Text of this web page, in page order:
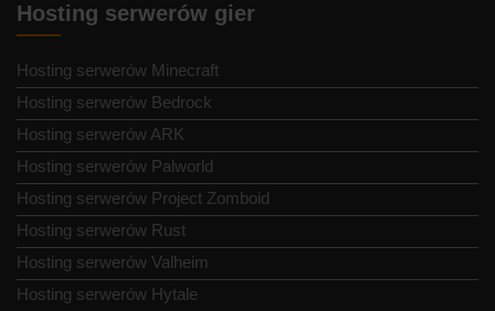
Hosting serwerów gier
Hosting serwerów Minecraft
Hosting serwerów Bedrock
Hosting serwerów ARK
Hosting serwerów Palworld
Hosting serwerów Project Zomboid
Hosting serwerów Rust
Hosting serwerów Valheim
Hosting serwerów Hytale